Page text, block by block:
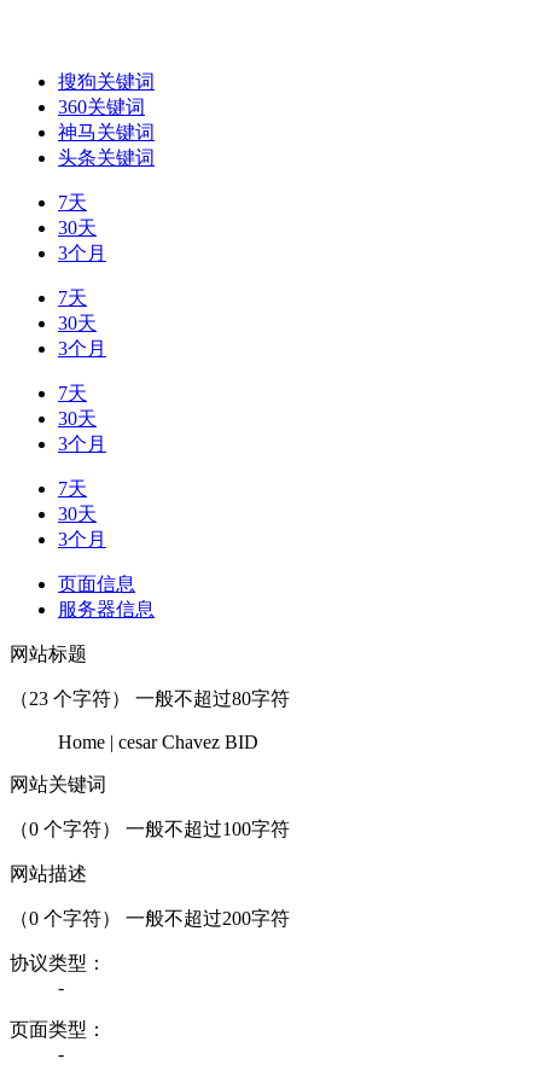
搜狗关键词
360关键词
神马关键词
头条关键词
7天
30天
3个月
7天
30天
3个月
7天
30天
3个月
7天
30天
3个月
页面信息
服务器信息
网站标题
（23 个字符） 一般不超过80字符
Home | cesar Chavez BID
网站关键词
（0 个字符） 一般不超过100字符
网站描述
（0 个字符） 一般不超过200字符
协议类型：
-
页面类型：
-